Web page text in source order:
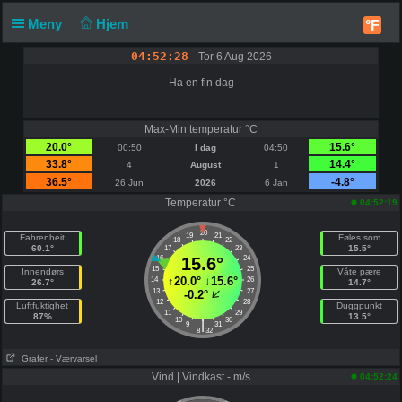
Meny Hjem °F
04:52:29 Tor 6 Aug 2026
Ha en fin dag
Max-Min temperatur °C
20.0°
00:50 I dag 04:50
15.6°
33.8°
4 August 1
14.4°
36.5°
26 Jun 2026 6 Jan
-4.8°
Temperatur °C
04:52:19
Fahrenheit
60.1°
Innendørs
26.7°
Luftfuktighet
87%
20
19 21
18
22
17
23
16
24
15
25
14
26
13
27
12
28
11
29
10
30
9 31
|
8 32
15.6°
↑20.0°↓15.6°
-0.2°
Føles som
15.5°
Våte pære
14.7°
Duggpunkt
13.5°
Grafer - Værvarsel
Vind | Vindkast - m/s 04:52:24